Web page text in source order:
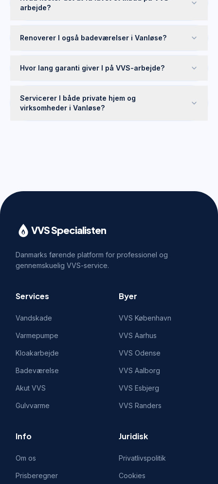
arbejde?
Renoverer I også badeværelser i Vanløse?
Hvor lang garanti giver I på VVS-arbejde?
Servicerer I både private hjem og
virksomheder i Vanløse?
VVS Specialisten
Danmarks førende platform for professionel og
gennemskuelig VVS-service.
Services
Vandskade
Varmepumpe
Kloakarbejde
Badeværelse
Akut VVS
Gulvvarme
Byer
VVS København
VVS Aarhus
VVS Odense
VVS Aalborg
VVS Esbjerg
VVS Randers
Info
Om os
Prisberegner
Juridisk
Privatlivspolitik
Cookies